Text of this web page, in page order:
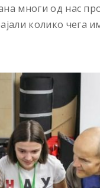
многи од нас
колико чега